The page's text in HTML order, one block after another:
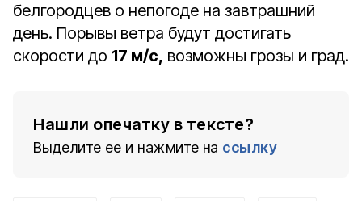
белгородцев о непогоде на завтрашний
день. Порывы ветра будут достигать
скорости до 17 м/с, возможны грозы и град.
Нашли опечатку в тексте?
Выделите ее и нажмите на ссылку